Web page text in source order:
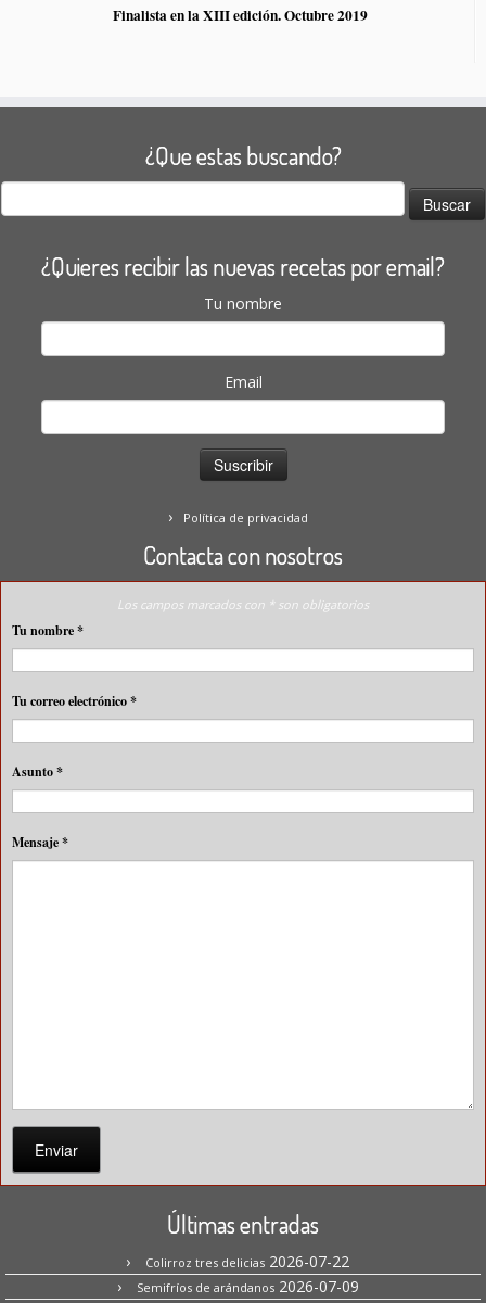
Finalista en la XIII edición. Octubre 2019
¿Que estas buscando?
Buscar:
¿Quieres recibir las nuevas recetas por email?
Tu nombre
Email
Política de privacidad
Contacta con nosotros
Los campos marcados con * son obligatorios
Tu nombre*
Tu correo electrónico*
Asunto*
Mensaje*
Enviar
Últimas entradas
Colirroz tres delicias 2026-07-22
Semifríos de arándanos 2026-07-09